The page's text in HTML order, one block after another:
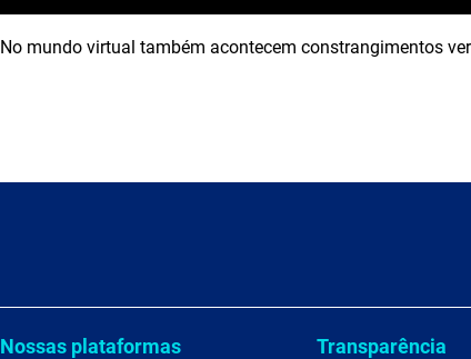
No mundo virtual também acontecem constrangimentos
Nossas plataformas Transparência